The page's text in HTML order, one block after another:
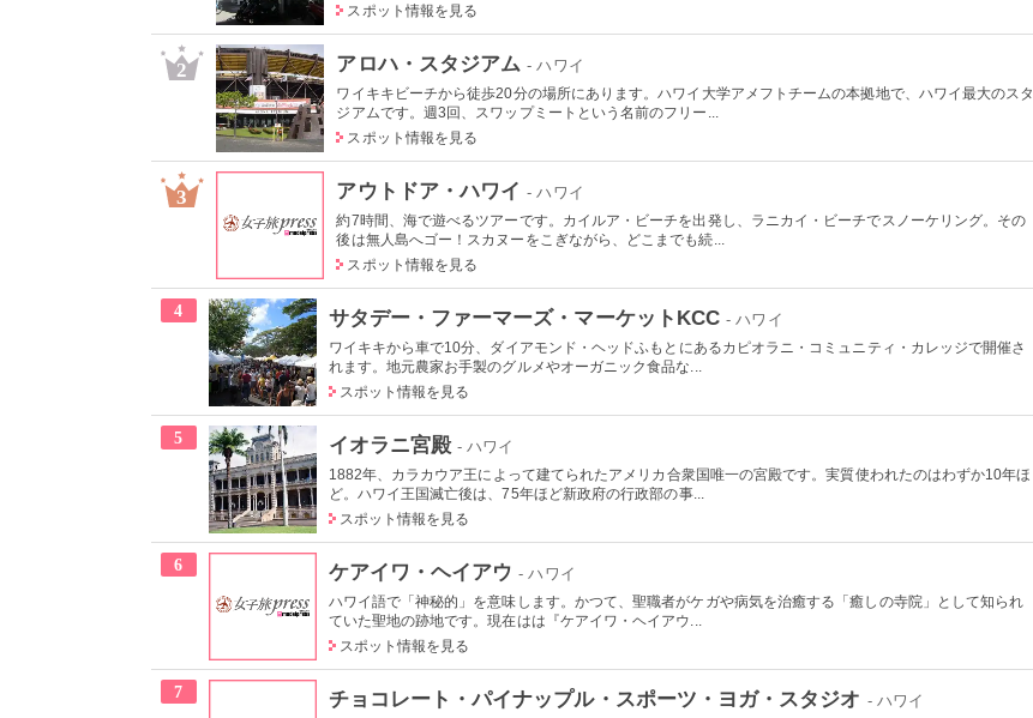
スポット情報を見る
2 アロハ・スタジアム - ハワイ
ワイキキビーチから徒歩20分の場所にあります。ハワイ大学アメフトチームの本拠地で、ハワイ最大のスタ
ジアムです。週3回、スワップミートという名前のフリー...
スポット情報を見る
3 アウトドア・ハワイ - ハワイ
約7時間、海で遊べるツアーです。カイルア・ビーチを出発し、ラニカイ・ビーチでスノーケリング。その
後は無人島へゴー！スカヌーをこぎながら、どこまでも続...
スポット情報を見る
4 サタデー・ファーマーズ・マーケットKCC - ハワイ
ワイキキから車で10分、ダイアモンド・ヘッドふもとにあるカピオラニ・コミュニティ・カレッジで開催さ
れます。地元農家お手製のグルメやオーガニック食品な...
スポット情報を見る
5 イオラニ宮殿 - ハワイ
1882年、カラカウア王によって建てられたアメリカ合衆国唯一の宮殿です。実質使われたのはわずか10年ほ
ど。ハワイ王国滅亡後は、75年ほど新政府の行政部の事...
スポット情報を見る
6 ケアイワ・ヘイアウ - ハワイ
ハワイ語で「神秘的」を意味します。かつて、聖職者がケガや病気を治癒する「癒しの寺院」として知られ
ていた聖地の跡地です。現在はは『ケアイワ・ヘイアウ...
スポット情報を見る
7 チョコレート・パイナップル・スポーツ・ヨガ・スタジオ - ハワイ